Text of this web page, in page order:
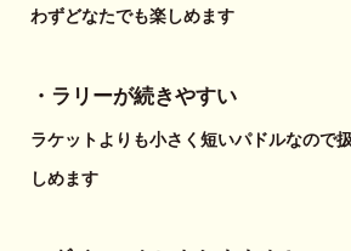
わずどなたでも楽しめます
・ラリーが続きやすい
ラケットよりも小さく短いパドルなので
しめます